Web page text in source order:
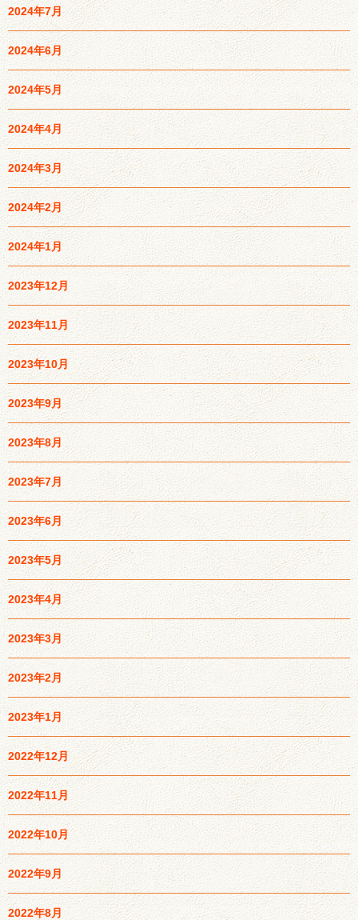
2024年7月
2024年6月
2024年5月
2024年4月
2024年3月
2024年2月
2024年1月
2023年12月
2023年11月
2023年10月
2023年9月
2023年8月
2023年7月
2023年6月
2023年5月
2023年4月
2023年3月
2023年2月
2023年1月
2022年12月
2022年11月
2022年10月
2022年9月
2022年8月